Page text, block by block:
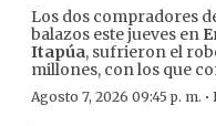
Los dos compradores
balazos este jueves en
Itapúa, sufrieron el
millones, con los que
Agosto 7, 2026 09:45 p. m. ·